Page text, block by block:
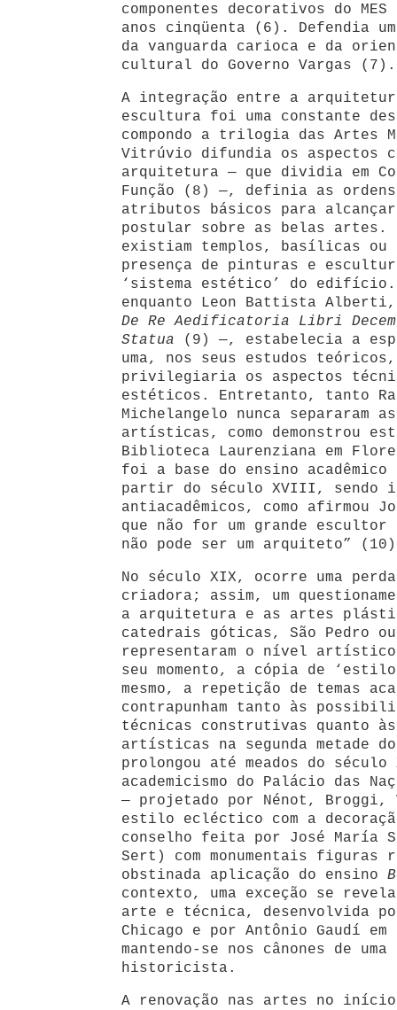
componentes decorativos do
anos cinqüenta (6). Defendia
da vanguarda carioca e da
cultural do Governo Vargas (7).
A integração entre a
escultura foi uma constante
compondo a trilogia das Artes
Vitrúvio difundia os aspectos
arquitetura — que dividia em
Função (8) —, definia as ordens
atributos básicos para
postular sobre as belas artes.
existiam templos, basílicas ou
presença de pinturas e
‘sistema estético’ do edifício.
enquanto Leon Battista
De Re Aedificatoria Libri
Statua (9) —, estabelecia a
uma, nos seus estudos
privilegiaria os aspectos
estéticos. Entretanto, tanto
Michelangelo nunca separaram
artísticas, como demonstrou
Biblioteca Laurenziana em
foi a base do ensino
partir do século XVIII, sendo
antiacadêmicos, como afirmou
que não for um grande escultor
não pode ser um arquiteto”
No século XIX, ocorre uma
criadora; assim, um
a arquitetura e as artes
catedrais góticas, São Pedro
representaram o nível
seu momento, a cópia de
mesmo, a repetição de temas
contrapunham tanto às
técnicas construtivas quanto às
artísticas na segunda metade
prolongou até meados do
academicismo do Palácio das
— projetado por Nénot, Broggi,
estilo ecléctico com a
conselho feita por José María
Sert) com monumentais
obstinada aplicação do ensino
contexto, uma exceção se
arte e técnica, desenvolvida
Chicago e por Antônio Gaudí em
mantendo-se nos cânones de
historicista.
A renovação nas artes no